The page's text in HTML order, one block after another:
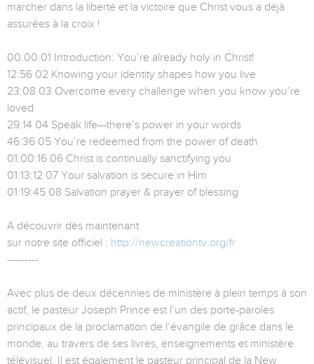
marcher dans la liberté et la victoire que Christ vous a déjà
assurées à la croix !
00:00 01 Introduction: You’re already holy in Christ!
12:56 02 Knowing your identity shapes how you live
23:08 03 Overcome every challenge when you know you’re
loved
29:14 04 Speak life—there’s power in your words
46:36 05 You’re redeemed from the power of death
01:00:16 06 Christ is continually sanctifying you
01:13:12 07 Your salvation is secure in Him
01:19:45 08 Salvation prayer & prayer of blessing
A découvrir dès maintenant
sur notre site officiel : http://newcreationtv.org/fr
---------
Avec plus de deux décennies de ministère à plein temps à son
actif, le pasteur Joseph Prince est l’un des porte-paroles
principaux de la proclamation de l’évangile de grâce dans le
monde, au travers de ses livres, enseignements et ministère
télévisuel. Il est également le pasteur principal de la New